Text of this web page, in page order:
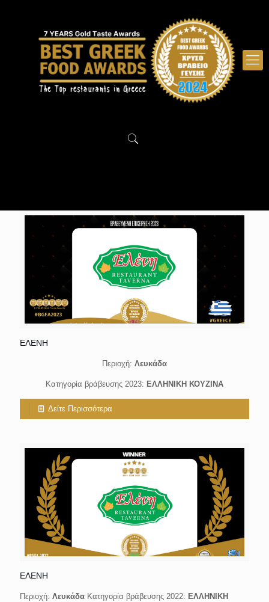
ΕΛΕΝΗ
Περιοχή: Λευκάδα
Κατηγορία βράβευσης 2023: ΕΛΛΗΝΙΚΗ ΚΟΥΖΙΝΑ
Δείτε Περισσότερα
ΕΛΕΝΗ
Περιοχή: Λευκάδα Κατηγορία βράβευσης 2022: ΕΛΛΗΝΙΚΗ